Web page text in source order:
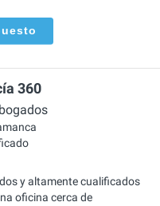
360
y altamente cualificados
oficina cerca de